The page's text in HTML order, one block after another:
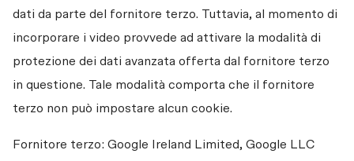
dati da parte del fornitore terzo. Tuttavia, al momento di
incorporare i video provvede ad attivare la modalità di
protezione dei dati avanzata offerta dal fornitore terzo
in questione. Tale modalità comporta che il fornitore
terzo non può impostare alcun cookie.
Fornitore terzo: Google Ireland Limited, Google LLC